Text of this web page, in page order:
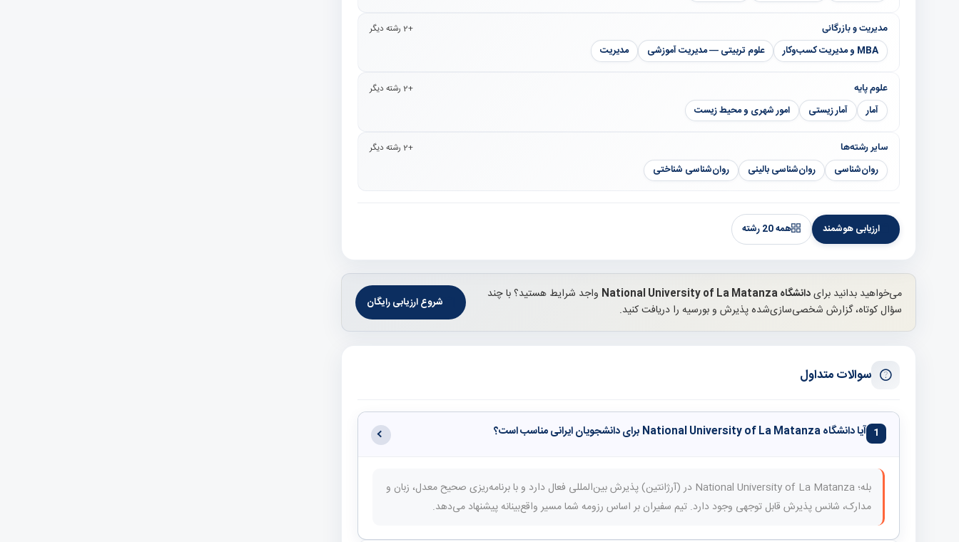
مدیریت و بازرگانی +2 رشته دیگر
MBA و مدیریت کسب‌وکار علوم تربیتی — مدیریت آموزشی مدیریت
علوم پایه +2 رشته دیگر
آمار آمار زیستی امور شهری و محیط زیست
سایر رشته‌ها +2 رشته دیگر
روان‌شناسی روان‌شناسی بالینی روان‌شناسی شناختی
ارزیابی هوشمند همه 20 رشته
می‌خواهید بدانید برایدانشگاه National University of La Matanza
واجد شرایط هستید؟ با چند
سؤال کوتاه، گزارش شخصی‌سازی‌شده پذیرش و بورسیه را دریافت کنید.
شروع ارزیابی رایگان
سوالات متداول
1 آیا دانشگاه National University of La Matanza برای دانشجویان ایرانی مناسب است؟
بله؛ National University of La Matanza در (آرژانتین) پذیرش بین‌المللی فعال دارد و با برنامه‌ریزی صحیح معدل، زبان و
مدارک، شانس پذیرش قابل توجهی وجود دارد. تیم سفیران بر اساس رزومه شما مسیر واقع‌بینانه پیشنهاد می‌دهد.